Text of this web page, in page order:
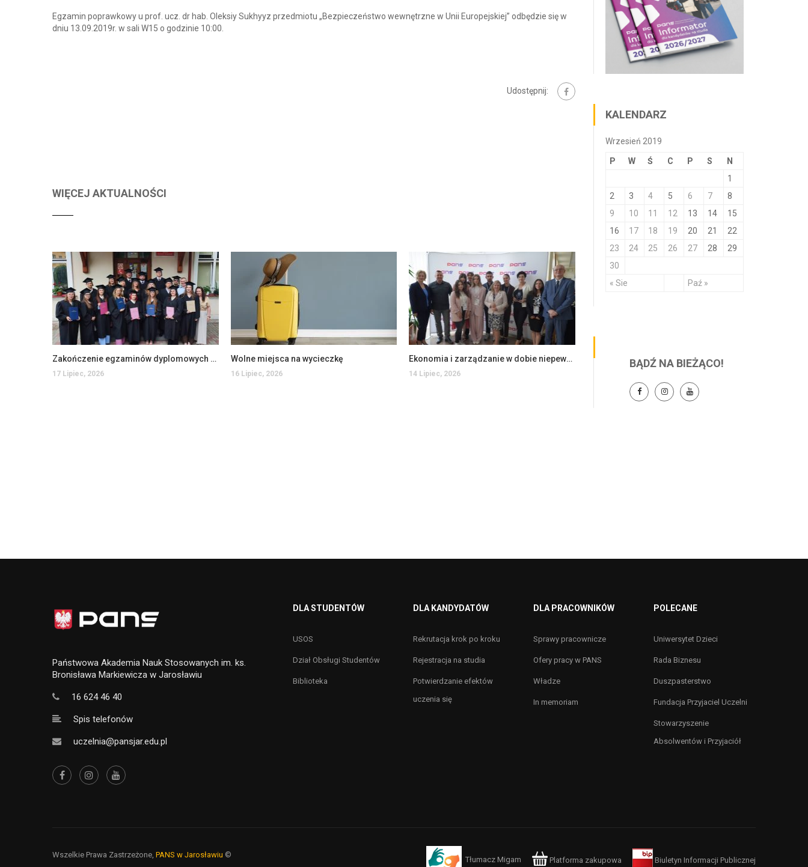
Egzamin poprawkowy u prof. ucz. dr hab. Oleksiy Sukhyyz przedmiotu „Bezpieczeństwo wewnętrzne w Unii Europejskiej” odbędzie się w
dniu 13.09.2019r. w sali W15 o godzinie 10:00.
Udostępnij:
WIĘCEJ AKTUALNOŚCI
Zakończenie egzaminów dyplomowych na Wydziale Ekonomii i Zarządzania
17 Lipiec, 2026
Wolne miejsca na wycieczkę
16 Lipiec, 2026
Ekonomia i zarządzanie w dobie niepewności – konferencja naukowa
14 Lipiec, 2026
KALENDARZ
Wrzesień 2019
P W Ś C P S N
« Sie Paź »
1
2
3 4 5 6 7
8
9
10 11 12 13 14
15
16
17 18 19 20 21
22
23
24 25 26 27 28
29
30
BĄDŹ NA BIEŻĄCO!
Państwowa Akademia Nauk Stosowanych im. ks.
Bronisława Markiewicza w Jarosławiu
16 624 46 40
Spis telefonów
uczelnia@pansjar.edu.pl
DLA STUDENTÓW
USOS
Dział Obsługi Studentów
Biblioteka
DLA KANDYDATÓW
Rekrutacja krok po kroku
Rejestracja na studia
Potwierdzanie efektów
uczenia się
DLA PRACOWNIKÓW
Sprawy pracownicze
Ofery pracy w PANS
Władze
In memoriam
POLECANE
Uniwersytet Dzieci
Rada Biznesu
Duszpasterstwo
Fundacja Przyjaciel Uczelni
Stowarzyszenie
Absolwentów i Przyjaciół
Wszelkie Prawa Zastrzeżone, PANS w Jarosławiu ©
Tłumacz Migam Platforma zakupowa Biuletyn Informacji Publicznej